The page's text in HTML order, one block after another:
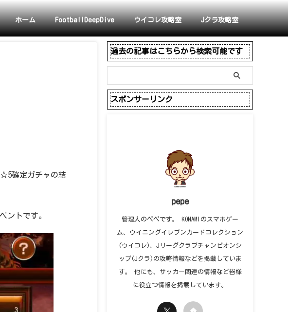
ホーム FootballDeepDive ウイコレ攻略室 Jクラ攻略室
確定ガチャの結
ントです。
過去の記事はこちらから検索可能です
スポンサーリンク
pepe
管理人のペペです。 KONAMIのスマホゲー
ム、ウイニングイレブンカードコレクション
(ウイコレ)、Jリーグクラブチャンピオンシ
ップ(Jクラ)の攻略情報などを掲載していま
す。 他にも、サッカー関連の情報など皆様
に役立つ情報を掲載しています。